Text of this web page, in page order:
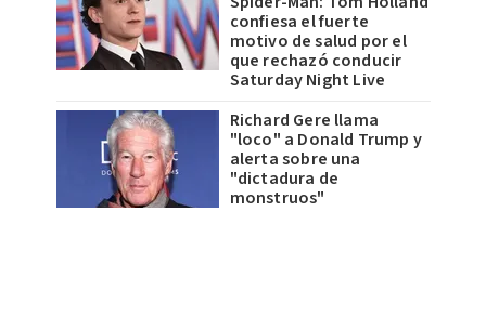
confiesa el fuerte
motivo de salud por el
que rechazó conducir
Saturday Night Live
Richard Gere llama
"loco" a Donald Trump y
alerta sobre una
"dictadura de
monstruos"